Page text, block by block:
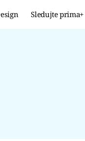
Sledujte prima+